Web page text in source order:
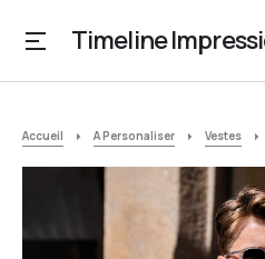
Timeline
Accueil A Personaliser Vestes